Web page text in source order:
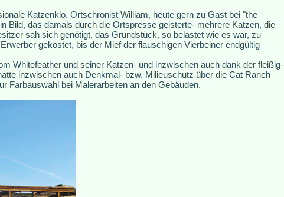
Katzenklo. Ortschronist William, heute gern zu Gast bei "the
Bild, das damals durch die Ortspresse geisterte- mehrere Katzen, die
sah sich genötigt, das Grundstück, so belastet wie es war, zu
gekostet, bis der Mief der flauschigen Vierbeiner endgültig
Whitefeather und seiner Katzen- und inzwischen auch dank der fleißig-
inzwischen auch Denkmal- bzw. Milieuschutz über die Cat Ranch
Farbauswahl bei Malerarbeiten an den Gebäuden.